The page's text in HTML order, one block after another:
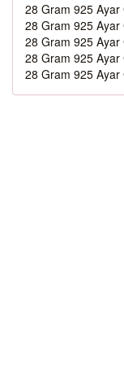
28 Gram 925 Ayar
28 Gram 925 Ayar
28 Gram 925 Ayar
28 Gram 925 Ayar
28 Gram 925 Ayar